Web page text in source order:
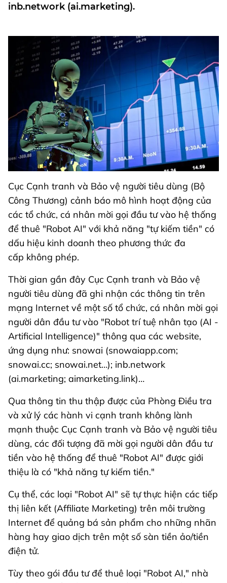
inb.network (ai.marketing).
Cục Cạnh tranh và Bảo vệ người tiêu dùng (Bộ
Công Thương) cảnh báo mô hình hoạt động của
các tổ chức, cá nhân mời gọi đầu tư vào hệ thống
để thuê "Robot AI" với khả năng "tự kiếm tiền" có
dấu hiệu kinh doanh theo phương thức đa
cấp không phép.
Thời gian gần đây Cục Cạnh tranh và Bảo vệ
người tiêu dùng đã ghi nhận các thông tin trên
mạng Internet về một số tổ chức, cá nhân mời gọi
người dân đầu tư vào "Robot trí tuệ nhân tạo (AI -
Artificial Intelligence)" thông qua các website,
ứng dụng như: snowai (snowaiapp.com;
snowai.cc; snowai.net…); inb.network
(ai.marketing; aimarketing.link)…
Qua thông tin thu thập được của Phòng Điều tra
và xử lý các hành vi cạnh tranh không lành
mạnh thuộc Cục Cạnh tranh và Bảo vệ người tiêu
dùng, các đối tượng đã mời gọi người dân đầu tư
tiền vào hệ thống để thuê "Robot AI" được giới
thiệu là có "khả năng tự kiếm tiền."
Cụ thể, các loại "Robot AI" sẽ tự thực hiện các tiếp
thị liên kết (Affiliate Marketing) trên môi trường
Internet để quảng bá sản phẩm cho những nhãn
hàng hay giao dịch trên một số sàn tiền ảo/tiền
điện tử.
Tùy theo gói đầu tư để thuê loại "Robot AI," nhà